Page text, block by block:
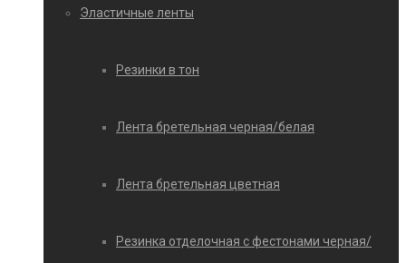
Эластичные ленты
Резинки в тон
Лента бретельная черная/белая
Лента бретельная цветная
Резинка отделочная с фестонами черная/